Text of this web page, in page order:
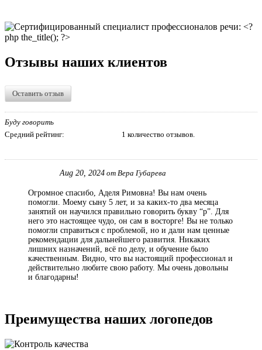
Отзывы наших клиентов
Оставить отзыв
Буду говорить
Средний рейтинг:
1 количество отзывов.
Aug 20, 2024 от Вера Губарева
Огромное спасибо, Аделя Римовна! Вы нам очень
помогли. Моему сыну 5 лет, и за каких-то два месяца
занятий он научился правильно говорить букву “р”. Для
него это настоящее чудо, он сам в восторге! Вы не только
помогли справиться с проблемой, но и дали нам ценные
рекомендации для дальнейшего развития. Никаких
лишних назначений, всё по делу, и обучение было
качественным. Видно, что вы настоящий профессионал и
действительно любите свою работу. Мы очень довольны
и благодарны!
Преимущества наших логопедов